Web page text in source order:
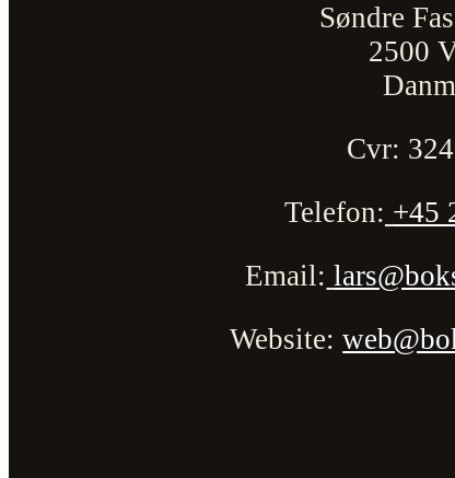
Søndre
2500
Cvr:
Telefon: +45
Email:
Website: